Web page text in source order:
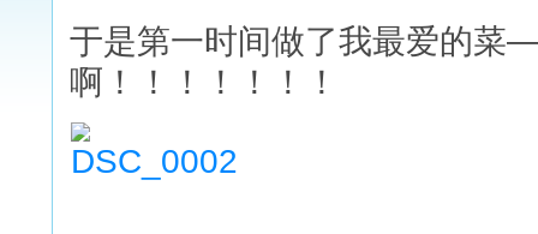
于是第一时间做了我最爱的
啊！！！！！！！